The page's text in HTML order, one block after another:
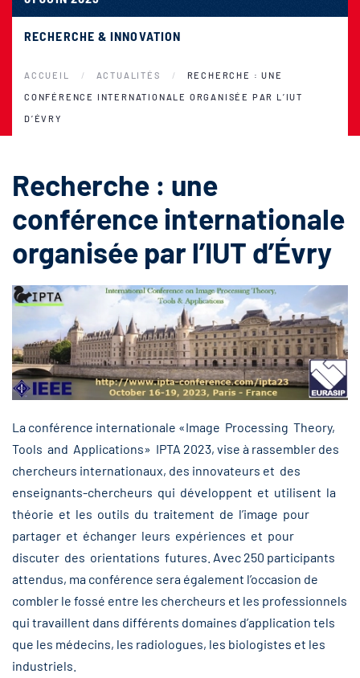
RECHERCHE & INNOVATION
ACCUEIL ACTUALITÉS RECHERCHE : UNE
CONFÉRENCE INTERNATIONALE ORGANISÉE PAR L’IUT
D’ÉVRY
Recherche : une
conférence internationale
organisée par l’IUT d’Évry
La conférence internationale «Image Processing Theory,
Tools and Applications» IPTA 2023, vise à rassembler des
chercheurs internationaux, des innovateurs et des
enseignants-chercheurs qui développent et utilisent la
théorie et les outils du traitement de l’image pour
partager et échanger leurs expériences et pour
discuter des orientations futures. Avec 250 participants
attendus, ma conférence sera également l’occasion de
combler le fossé entre les chercheurs et les professionnels
qui travaillent dans différents domaines d’application tels
que les médecins, les radiologues, les biologistes et les
industriels.